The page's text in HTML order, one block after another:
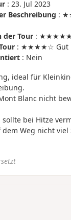
: 23. Jul 2023
Beschreibung :
der Tour : ★★★★★
: ★★★★☆ Gut
: Nein
ideal für
Blanc nicht
sollte bei Hitze
Weg nicht viel